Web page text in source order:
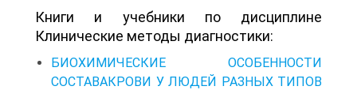
Книги и учебники по дисциплине
Клинические методы диагностики:
БИОХИМИЧЕСКИЕ ОСОБЕННОСТИ
СОСТАВАКРОВИ У ЛЮДЕЙ РАЗНЫХ ТИПОВ